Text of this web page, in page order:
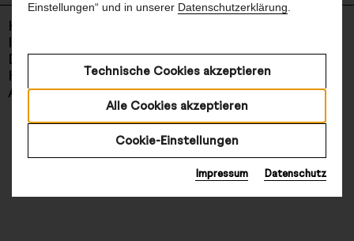
Einstellungen“ und in unserer Datenschutzerklärung
Technische Cookies akzeptieren
Alle Cookies akzeptieren
Cookie-Einstellungen
Impressum Datenschutz
Kontakt
Impressum
Datenschutz
Cookies
Hinweisgebende
Barrierefreiheit
Abo kündigen